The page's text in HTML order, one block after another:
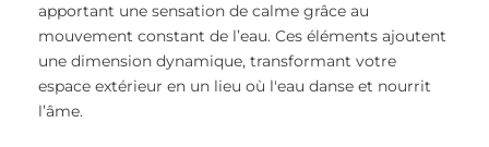
apportant une sensation de calme grâce au
mouvement constant de l’eau. Ces éléments ajoutent
une dimension dynamique, transformant votre
espace extérieur en un lieu où l'eau danse et nourrit
l’âme.